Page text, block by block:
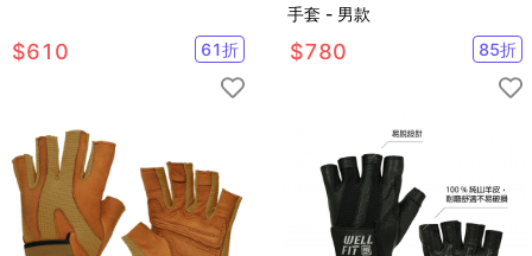
$610 61折
手套 - 男款
$780 85折